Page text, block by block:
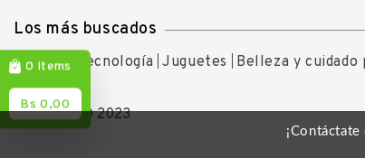
0 Items
Bs 0,00
Los más buscados
Ofertas Tecnología Juguetes Belleza y cuidado
Copyright © 2023